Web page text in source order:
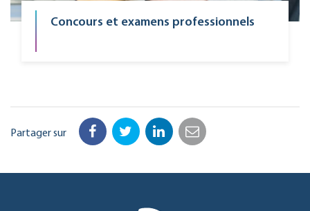
Concours et examens professionnels
Partager sur Facebook
TwitterLinkedIn
Email